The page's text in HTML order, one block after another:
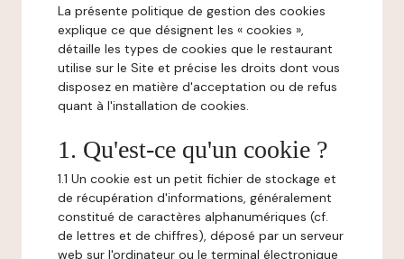
La présente politique de gestion des cookies
explique ce que désignent les « cookies »,
détaille les types de cookies que le restaurant
utilise sur le Site et précise les droits dont vous
disposez en matière d'acceptation ou de refus
quant à l'installation de cookies.
1. Qu'est-ce qu'un cookie ?
1.1 Un cookie est un petit fichier de stockage et
de récupération d'informations, généralement
constitué de caractères alphanumériques (cf.
de lettres et de chiffres), déposé par un serveur
web sur l'ordinateur ou le terminal électronique